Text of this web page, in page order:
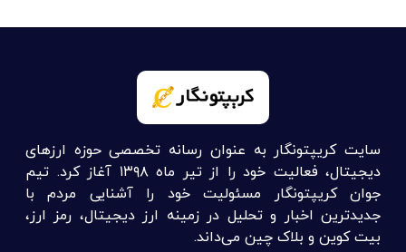
info@cryptonegar.com
تبلیغات در کریپتونگار
لینک های مفید :
آموزش ارز دیجیتال
اخبار ارز دیجیتال
آموزش ترید ارز دیجیتال